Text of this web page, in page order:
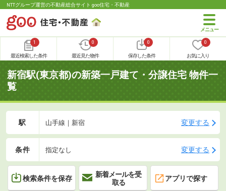
NTTグループ運営の不動産総合サイト goo住宅・不動産
1
最近検索した条件
0
最近見た物件
0
保存した条件
0
お気に入り
新宿駅(東京都)の新築一戸建て・分譲住宅 物件一
覧
駅 山手線｜新宿 変更する
条件 指定なし 変更する
検索条件を保存
新着メールを受
取る
アプリで探す